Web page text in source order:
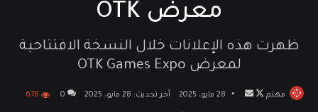
معرض OTK
ظهرت هذه الإعلانات خلال النسخة الافتتاحية
لمعرض OTK Games Expo
مهتم
تابع أرسل28 مايو، 2025 آخر تحديث: 28 مايو، 2025 0
678